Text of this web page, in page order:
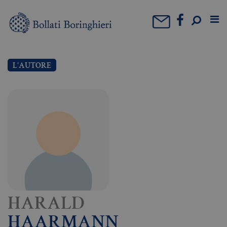
L'AUTORE
HARALD